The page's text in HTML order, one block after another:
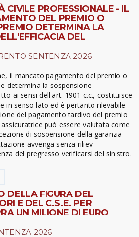
CIVILE PROFESSIONALE - IL
DEL PREMIO O
DETERMINA LA
DEL
SENTENZA 2026
il mancato pagamento del premio o
determina la sospensione
ai sensi dell'art. 1901 c.c., costituisce
in senso lato ed è pertanto rilevabile
del pagamento tardivo del premio
può essere valutata come
di sospensione della garanzia
avvenga senza rilievi
del pregresso verificarsi del sinistro.
DELLA FIGURA DEL
E DEL C.S.E. PER
UN MILIONE DI EURO
2026